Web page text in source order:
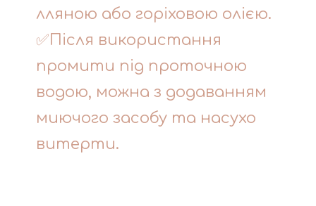
лляною або горіховою олією.
✅Після використання
промити під проточною
водою, можна з додаванням
миючого засобу та насухо
витерти.